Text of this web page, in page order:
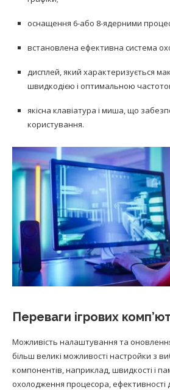
оснащення 6-або 8-ядерними
встановлена ефективна система
дисплей, який характеризується
швидкодією і оптимальною
якісна клавіатура і миша, що
користування.
Переваги ігрових
Можливість налаштування та
більш великі можливості настройки з
компонентів, наприклад, швидкості і
охолодження процесора, ефективності